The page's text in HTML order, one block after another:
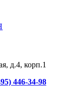
д.4, корп.1
446-34-98